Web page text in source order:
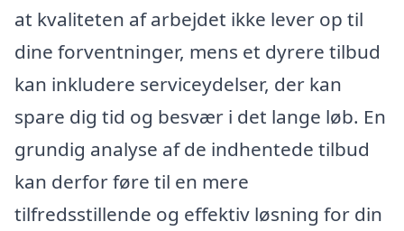
at kvaliteten af arbejdet ikke lever op til
dine forventninger, mens et dyrere tilbud
kan inkludere serviceydelser, der kan
spare dig tid og besvær i det lange løb. En
grundig analyse af de indhentede tilbud
kan derfor føre til en mere
tilfredsstillende og effektiv løsning for din